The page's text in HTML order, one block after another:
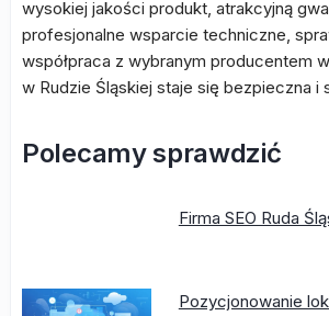
wysokiej jakości produkt, atrakcyjną
profesjonalne wsparcie techniczne,
współpraca z wybranym producentem
w Rudzie Śląskiej staje się bezpieczna i
Polecamy sprawdzić
Firma SEO Ruda
Pozycjonowanie